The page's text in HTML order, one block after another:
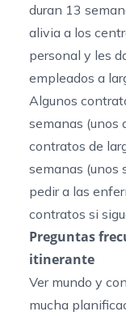
duran 13
alivia a los
personal y les
empleados a
Algunos
semanas (unos
contratos de
semanas (unos
pedir a las
contratos si
Preguntas
itinerante
Ver mundo y
mucha